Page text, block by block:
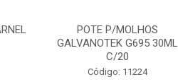
POTE P/MOLHOS
GALVANOTEK G695 30ML
C/20
Código: 11224